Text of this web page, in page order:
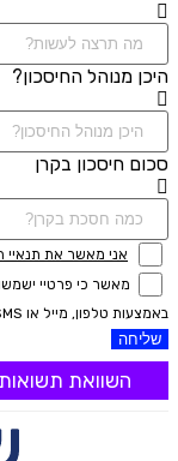
היכן מנוהל החיסכון?
סכום חיסכון בקרן
אני מאשר את תנאיי
מאשר כי פרטיי ישמשו
באמצעות טלפון, מייל או SMS מאיתנו או צד שלישי
שליחה
השוואת